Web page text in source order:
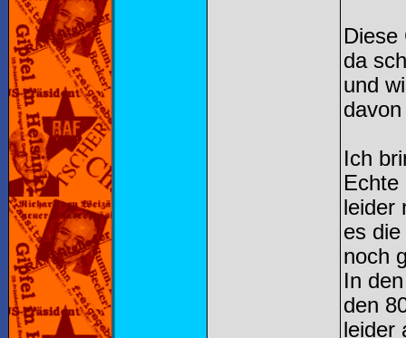
Diese
da
und
Ich
Echte
leider
es
noch
In
den
leider